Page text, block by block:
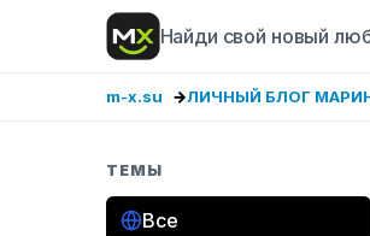
Найди свой новый
m-x.su ЛИЧНЫЙ БЛОГ
ТЕМЫ
Все